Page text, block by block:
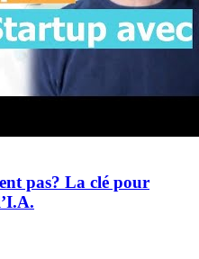
pas? La clé pour